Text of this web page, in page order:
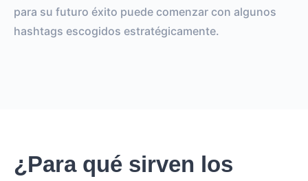
para su futuro éxito puede comenzar con algunos
hashtags escogidos estratégicamente.
¿Para qué sirven los